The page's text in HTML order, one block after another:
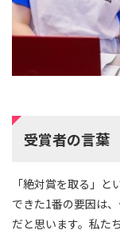
受賞者の言葉
「絶対賞を取る」
できた1番の要因は
だと思います。私た